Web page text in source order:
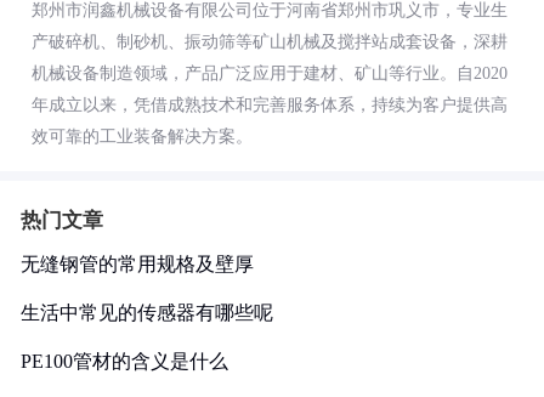
郑州市润鑫机械设备有限公司位于河南省郑州市巩义市，专业生
产破碎机、制砂机、振动筛等矿山机械及搅拌站成套设备，深耕
机械设备制造领域，产品广泛应用于建材、矿山等行业。自2020
年成立以来，凭借成熟技术和完善服务体系，持续为客户提供高
效可靠的工业装备解决方案。
热门文章
无缝钢管的常用规格及壁厚
生活中常见的传感器有哪些呢
PE100管材的含义是什么